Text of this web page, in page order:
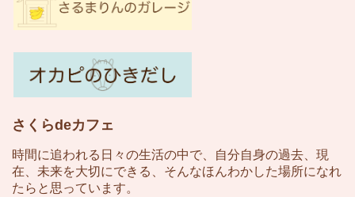
さくらdeカフェ
時間に追われる日々の生活の中で、自分自身の過去、現
在、未来を大切にできる、そんなほんわかした場所になれ
たらと思っています。